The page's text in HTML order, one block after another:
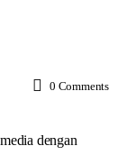
0 Comments
dengan